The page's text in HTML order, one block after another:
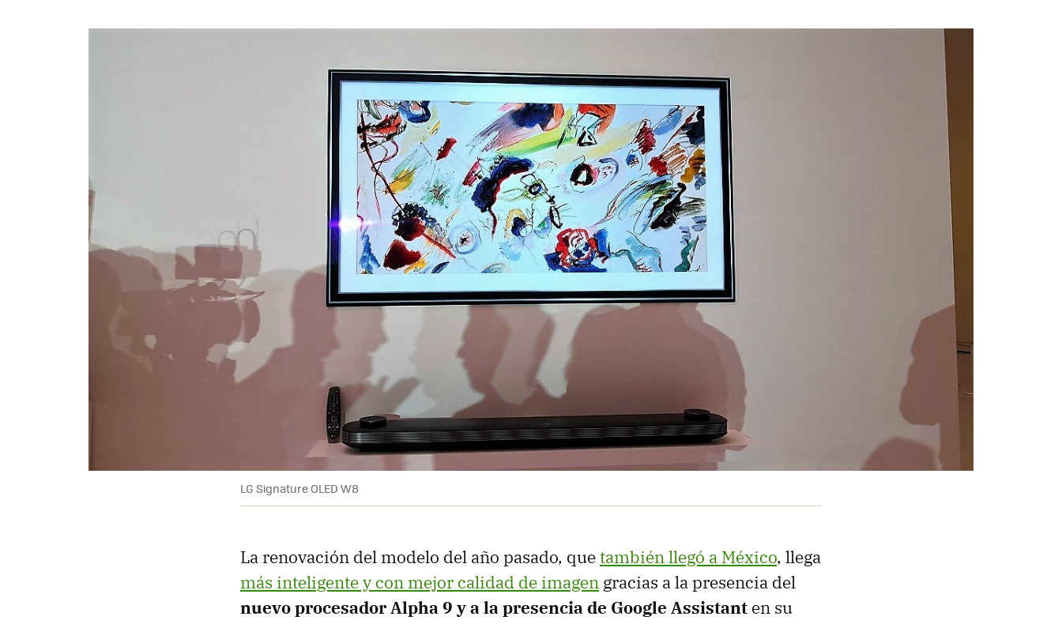
LG Signature OLED W8
La renovación del modelo del año pasado, quetambién llegó a México, llega
más inteligente y con mejor calidad de imagen gracias a la presencia del
nuevo procesador Alpha 9 y a la presencia de Google Assistant en su